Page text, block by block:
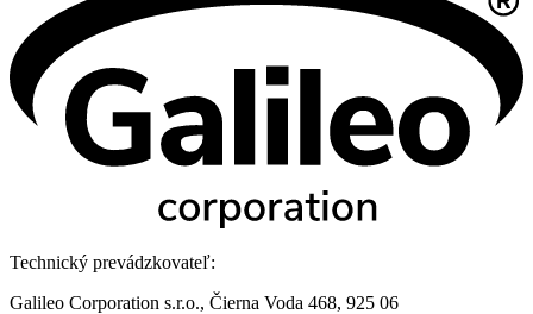
Technický prevádzkovateľ:
Galileo Corporation s.r.o., Čierna Voda 468, 925 06